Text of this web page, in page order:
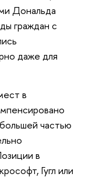
Дональда
граждан с
даже для
в
частью
в
Гугл или